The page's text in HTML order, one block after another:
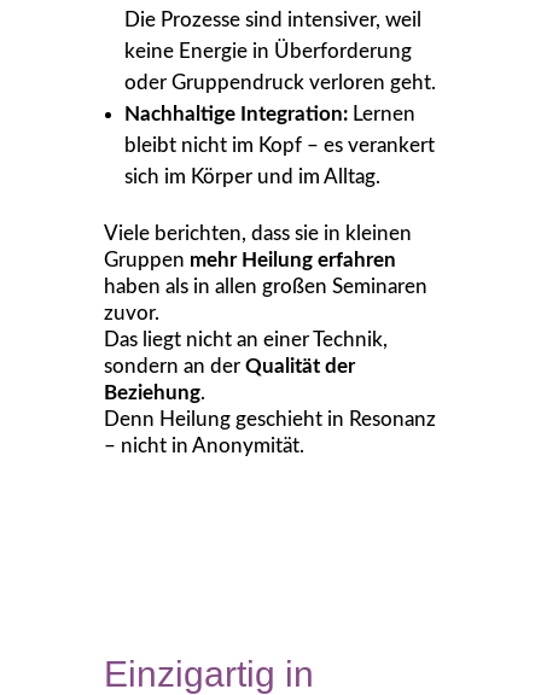
Die Prozesse sind intensiver, weil
keine Energie in Überforderung
oder Gruppendruck verloren geht.
Nachhaltige Integration: Lernen
bleibt nicht im Kopf – es verankert
sich im Körper und im Alltag.
Viele berichten, dass sie in kleinen
Gruppen mehr Heilung erfahren
haben als in allen großen Seminaren
zuvor.
Das liegt nicht an einer Technik,
sondern an derQualität der
Beziehung.
Denn Heilung geschieht in Resonanz
– nicht in Anonymität.
Einzigartig in